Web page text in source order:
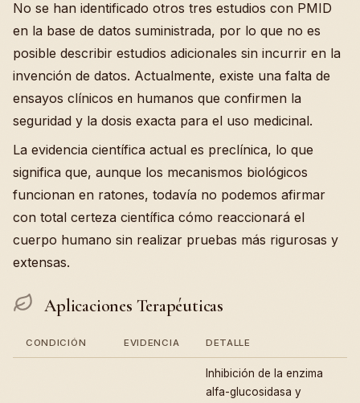
No se han identificado otros tres estudios con PMID
en la base de datos suministrada, por lo que no es
posible describir estudios adicionales sin incurrir en la
invención de datos. Actualmente, existe una falta de
ensayos clínicos en humanos que confirmen la
seguridad y la dosis exacta para el uso medicinal.
La evidencia científica actual es preclínica, lo que
significa que, aunque los mecanismos biológicos
funcionan en ratones, todavía no podemos afirmar
con total certeza científica cómo reaccionará el
cuerpo humano sin realizar pruebas más rigurosas y
extensas.
Aplicaciones Terapéuticas
CONDICIÓN EVIDENCIA DETALLE
Inhibición de la enzima
alfa-glucosidasa y